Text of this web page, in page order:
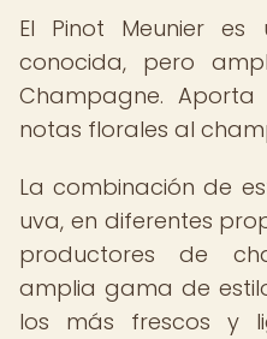
El Pinot Meunier
conocida, pero
Champagne.
notas florales al
La combinación de
uva, en diferentes
productores de
amplia gama de
los más frescos y